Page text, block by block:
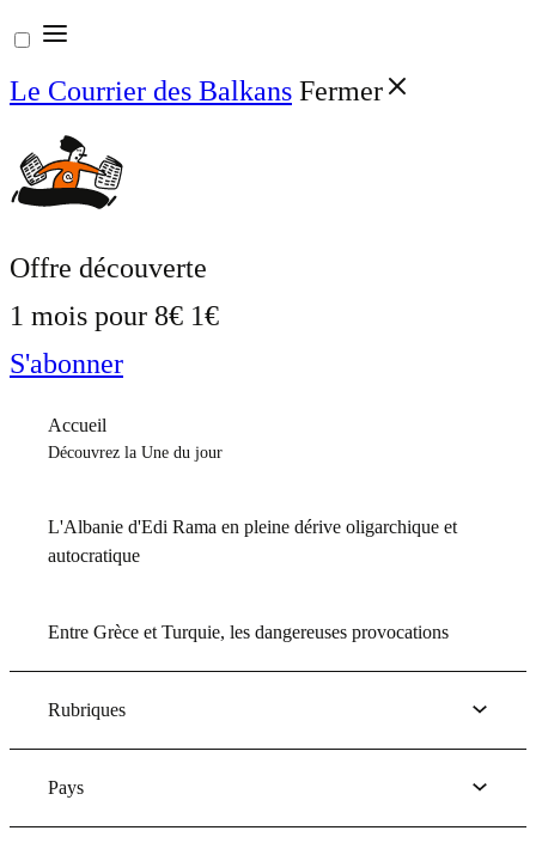
Aller
au
contenu
Le Courrier des Balkans Fermer
Offre découverte
1 mois pour 8€ 1€
S'abonner
Accueil
Découvrez la Une du jour
L'Albanie d'Edi Rama en pleine dérive oligarchique et
autocratique
Entre Grèce et Turquie, les dangereuses provocations
Rubriques
Pays